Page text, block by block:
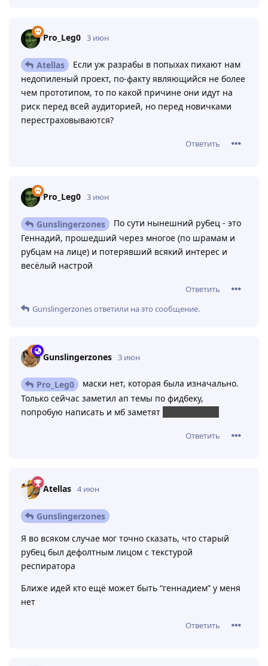
Pro_Leg0 3 июн
Atellas
Если уж разрабы в попыхах пихают нам
недопиленый проект, по-факту являющийся не более
чем прототипом, то по какой причине они идут на
риск перед всей аудиторией, но перед новичками
перестраховываются?
Ответить
Pro_Leg0 3 июн
Gunslingerzones
По сути нынешний рубец - это
Геннадий, прошедший через многое (по шрамам и
рубцам на лице) и потерявший всякий интерес и
весёлый настрой
Ответить
Gunslingerzonesответили на это сообщение.
Gunslingerzones 3 июн
Pro_Leg0
маски нет, которая была изначально.
Только сейчас заметил ап темы по фидбеку,
попробую написать и мб заметят
Ответить
Atellas 4 июн
Gunslingerzones
Я во всяком случае мог точно сказать, что старый
рубец был дефолтным лицом с текстурой
респиратора
Ближе идей кто ещё может быть “геннадием” у меня
нет
Ответить